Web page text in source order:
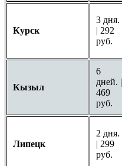
Курск
3 дня.
| 292
руб.
Кызыл
6
дней. |
469
руб.
Липецк
2 дня.
| 299
руб.